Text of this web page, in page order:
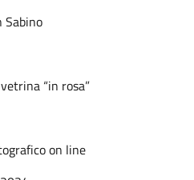
Sabino
“in rosa”
on line